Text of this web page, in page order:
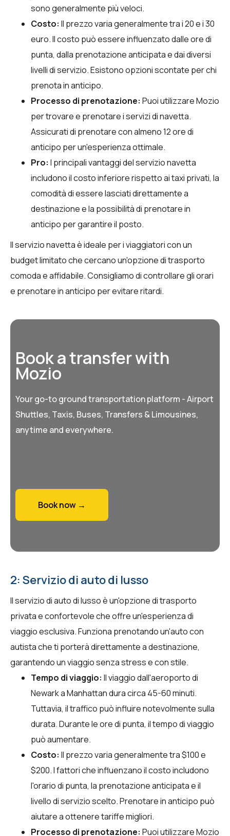
sono generalmente più veloci.
Costo: Il prezzo varia generalmente tra i 20 e i 30
euro. Il costo può essere influenzato dalle ore di
punta, dalla prenotazione anticipata e dai diversi
livelli di servizio. Esistono opzioni scontate per chi
prenota in anticipo.
Processo di prenotazione: Puoi utilizzareMozio
per trovare e prenotare i servizi di navetta.
Assicurati di prenotare con almeno 12 ore di
anticipo per un'esperienza ottimale.
Pro: I principali vantaggi del servizio navetta
includono il costo inferiore rispetto ai taxi privati, la
comodità di essere lasciati direttamente a
destinazione e la possibilità di prenotare in
anticipo per garantire il posto.
Il servizio navetta è ideale per i viaggiatori con un
budget limitato che cercano un'opzione di trasporto
comoda e affidabile. Consigliamo di controllare gli orari
e prenotare in anticipo per evitare ritardi.
Book a transfer with
Mozio
Your go-to ground transportation platform - Airport
Shuttles, Taxis, Buses, Transfers & Limousines,
anytime and everywhere.
Book now →
2: Servizio di auto di lusso
Il servizio di auto di lusso è un'opzione di trasporto
privata e confortevole che offre un'esperienza di
viaggio esclusiva. Funziona prenotando un'auto con
autista che ti porterà direttamente a destinazione,
garantendo un viaggio senza stress e con stile.
Tempo di viaggio: Il viaggio dall'aeroporto di
Newark a Manhattan dura circa 45-60 minuti.
Tuttavia, il traffico può influire notevolmente sulla
durata. Durante le ore di punta, il tempo di viaggio
può aumentare.
Costo: Il prezzo varia generalmente tra $100 e
$200. I fattori che influenzano il costo includono
l'orario di punta, la prenotazione anticipata e il
livello di servizio scelto. Prenotare in anticipo può
aiutare a ottenere tariffe migliori.
Processo di prenotazione: Puoi utilizzareMozio